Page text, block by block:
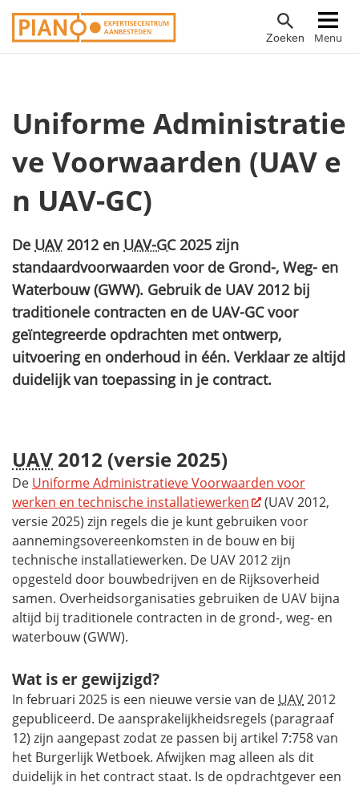
Overslaan
en
gaan
Zoeken Menu
Hoofdnavigatie
Uniforme Administratie
ve Voorwaarden (UAV e
n UAV-GC)
De UAV2012 en UAV-GC2025 zijn
standaardvoorwaarden voor de Grond-, Weg- en
Waterbouw (GWW). Gebruik de UAV 2012 bij
traditionele contracten en de UAV-GC voor
geïntegreerde opdrachten met ontwerp,
uitvoering en onderhoud in één. Verklaar ze altijd
duidelijk van toepassing in je contract.
UAV 2012 (versie 2025)
De Uniforme Administratieve Voorwaarden voor
werken en technische installatiewerken
(UAV 2012,
versie 2025) zijn regels die je kunt gebruiken voor
aannemingsovereenkomsten in de bouw en bij
technische installatiewerken. De UAV 2012 zijn
opgesteld door bouwbedrijven en de Rijksoverheid
samen. Overheidsorganisaties gebruiken de UAV bijna
altijd bij traditionele contracten in de grond-, weg- en
waterbouw (GWW).
Wat is er gewijzigd?
In februari 2025 is een nieuwe versie van de UAV2012
gepubliceerd. De aansprakelijkheidsregels (paragraaf
12) zijn aangepast zodat ze passen bij artikel 7:758 van
het Burgerlijk Wetboek. Afwijken mag alleen als dit
duidelijk in het contract staat. Is de opdrachtgever een